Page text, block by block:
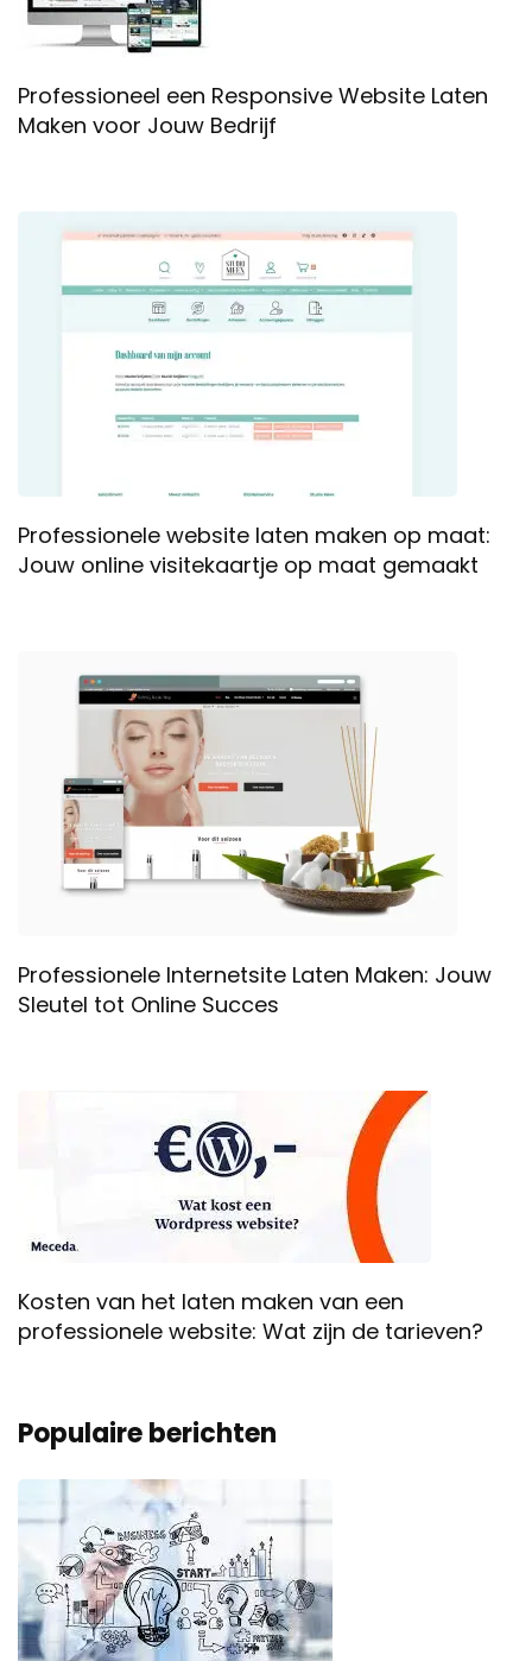
Professioneel een Responsive Website Laten
Maken voor Jouw Bedrijf
Professionele website laten maken op maat:
Jouw online visitekaartje op maat gemaakt
Professionele Internetsite Laten Maken: Jouw
Sleutel tot Online Succes
Kosten van het laten maken van een
professionele website: Wat zijn de tarieven?
Populaire berichten